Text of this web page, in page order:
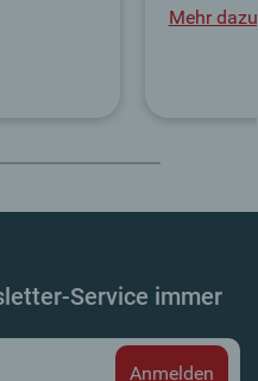
Mehr dazu
Service immer